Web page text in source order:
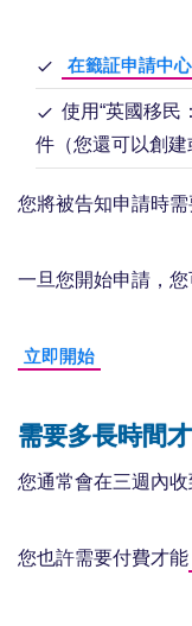
在籤証申請中心
使用“英國移民
件（您還可以創建
您將被告知申請時需
一旦您開始申請，您
立即開始
需要多長時間
您通常會在三週內收
您也許需要付費才能